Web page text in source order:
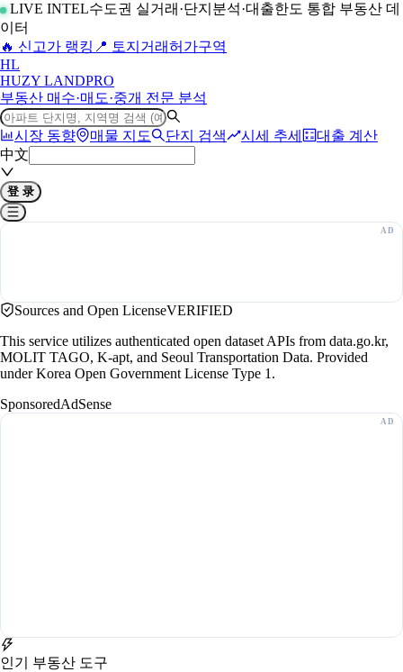
LIVE INTEL수도권 실거래·단지분석·대출한도 통합 부동산 데
이터
🔥 신고가 랭킹 📍 토지거래허가구역
HL
HUZY LANDPRO
부동산 매수·매도·중개 전문 분석
시장 동향 매물 지도 단지 검색 시세 추세
대출 계산
中文
登 录
Sources and Open LicenseVERIFIED
This service utilizes authenticated open dataset APIs from data.go.kr,
MOLIT TAGO, K-apt, and Seoul Transportation Data. Provided
under Korea Open Government License Type 1.
SponsoredAdSense
인기 부동산 도구